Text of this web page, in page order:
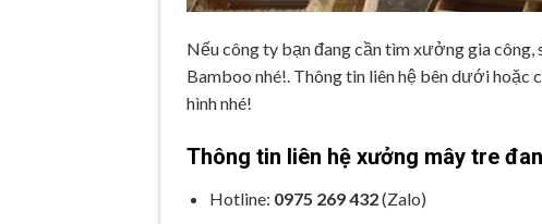
Nếu công ty bạn đang cần tìm xưởng gia công,
Bamboo nhé!. Thông tin liên hệ bên dưới
hình nhé!
Thông tin liên hệ xưởng mây tre
Hotline: 0975 269 432(Zalo)